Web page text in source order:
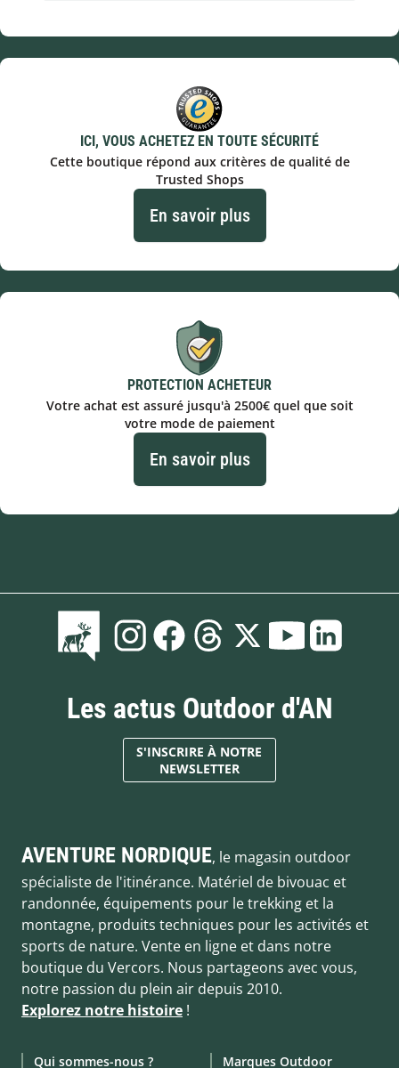
ICI, VOUS ACHETEZ EN TOUTE SÉCURITÉ
Cette boutique répond aux critères de qualité de
Trusted Shops
En savoir plus
PROTECTION ACHETEUR
Votre achat est assuré jusqu'à 2500€ quel que soit
votre mode de paiement
En savoir plus
Les actus Outdoor d'AN
S'INSCRIRE À NOTRE
NEWSLETTER
AVENTURE NORDIQUE, le magasin outdoor
spécialiste de l'itinérance. Matériel de bivouac et
randonnée, équipements pour le trekking et la
montagne, produits techniques pour les activités et
sports de nature. Vente en ligne et dans notre
boutique du Vercors. Nous partageons avec vous,
notre passion du plein air depuis 2010.
Explorez notre histoire !
Qui sommes-nous ? Marques Outdoor